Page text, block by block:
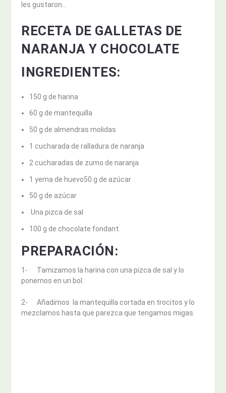
les gustaron…
RECETA DE GALLETAS DE
NARANJA Y CHOCOLATE
INGREDIENTES:
150 g de harina
60 g de mantequilla
50 g de almendras molidas
1 cucharada de ralladura de naranja
2 cucharadas de zumo de naranja
1 yema de huevo50 g de azúcar
50 g de azúcar
Una pizca de sal
100 g de chocolate fondant.
PREPARACIÓN:
1- Tamizamos la harina con una pizca de sal y lo
ponemos en un bol.
2- Añadimos la mantequilla cortada en trocitos y lo
mezclamos hasta que parezca que tengamos migas.